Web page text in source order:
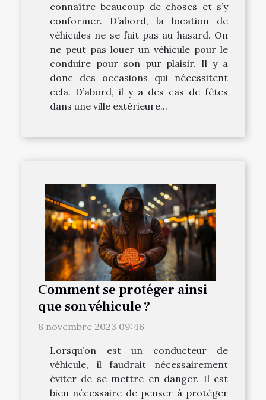
connaître beaucoup de choses et s’y
conformer. D’abord, la location de
véhicules ne se fait pas au hasard. On
ne peut pas louer un véhicule pour le
conduire pour son pur plaisir. Il y a
donc des occasions qui nécessitent
cela. D’abord, il y a des cas de fêtes
dans une ville extérieure...
Comment se protéger ainsi
que son véhicule ?
8 novembre 2023 09:46
Lorsqu’on est un conducteur de
véhicule, il faudrait nécessairement
éviter de se mettre en danger. Il est
bien nécessaire de penser à protéger